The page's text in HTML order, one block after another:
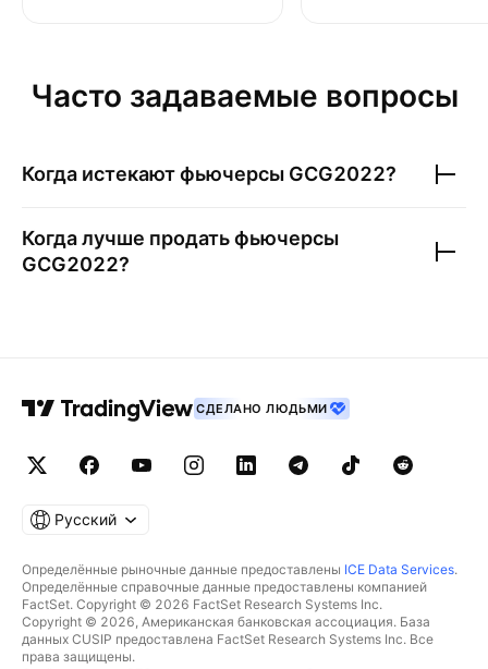
Часто задаваемые вопросы
Когда истекают фьючерсы GCG2022?
Когда лучше продать фьючерсы
GCG2022?
СДЕЛАНО ЛЮДЬМИ
Русский
Определённые рыночные данные предоставлены ICE Data Services.
Определённые справочные данные предоставлены компанией
FactSet. Copyright © 2026 FactSet Research Systems Inc.
Copyright © 2026, Американская банковская ассоциация. База
данных CUSIP предоставлена FactSet Research Systems Inc. Все
права защищены.